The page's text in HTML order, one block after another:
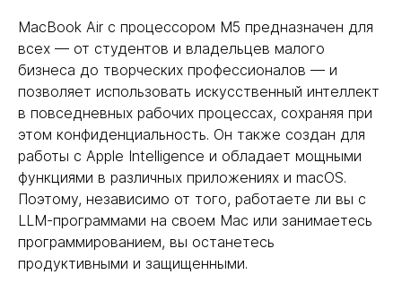
MacBook Air с процессором M5 предназначен для
всех — от студентов и владельцев малого
бизнеса до творческих профессионалов — и
позволяет использовать искусственный интеллект
в повседневных рабочих процессах, сохраняя при
этом конфиденциальность. Он также создан для
работы с Apple Intelligence и обладает мощными
функциями в различных приложениях и macOS.
Поэтому, независимо от того, работаете ли вы с
LLM-программами на своем Mac или занимаетесь
программированием, вы останетесь
продуктивными и защищенными.